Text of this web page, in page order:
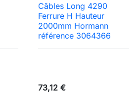
Câbles Long 4290
Ferrure H Hauteur
2000mm Hormann
référence 3064366
73,12 €